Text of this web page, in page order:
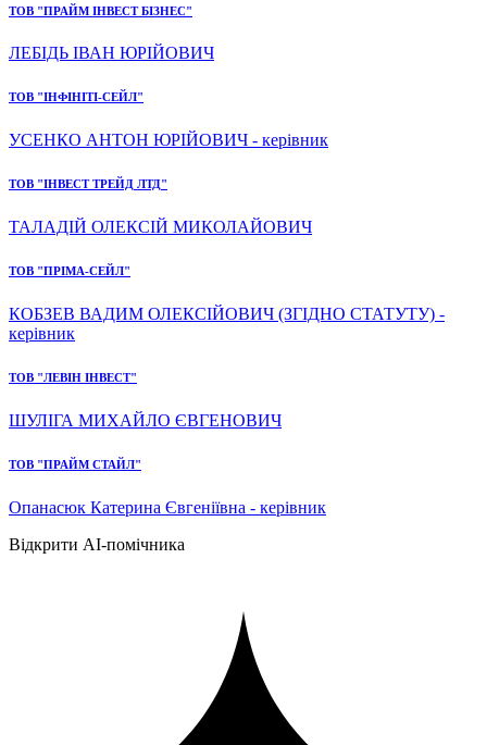
ТОВ "ПРАЙМ ІНВЕСТ БІЗНЕС"
ЛЕБІДЬ ІВАН ЮРІЙОВИЧ
ТОВ "ІНФІНІТІ-СЕЙЛ"
УСЕНКО АНТОН ЮРІЙОВИЧ - керівник
ТОВ "ІНВЕСТ ТРЕЙД ЛТД"
ТАЛАДІЙ ОЛЕКСІЙ МИКОЛАЙОВИЧ
ТОВ "ПРІМА-СЕЙЛ"
КОБЗЕВ ВАДИМ ОЛЕКСІЙОВИЧ (ЗГІДНО СТАТУТУ) -
керівник
ТОВ "ЛЕВІН ІНВЕСТ"
ШУЛІГА МИХАЙЛО ЄВГЕНОВИЧ
ТОВ "ПРАЙМ СТАЙЛ"
Опанасюк Катерина Євгеніївна - керівник
Відкрити AI-помічника